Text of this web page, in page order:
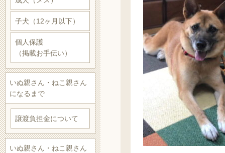
子犬（12ヶ月以下）
個人保護
（掲載お手伝い）
いぬ親さん・ねこ親さん
になるまで
譲渡負担金について
いぬ親さん・ねこ親さん